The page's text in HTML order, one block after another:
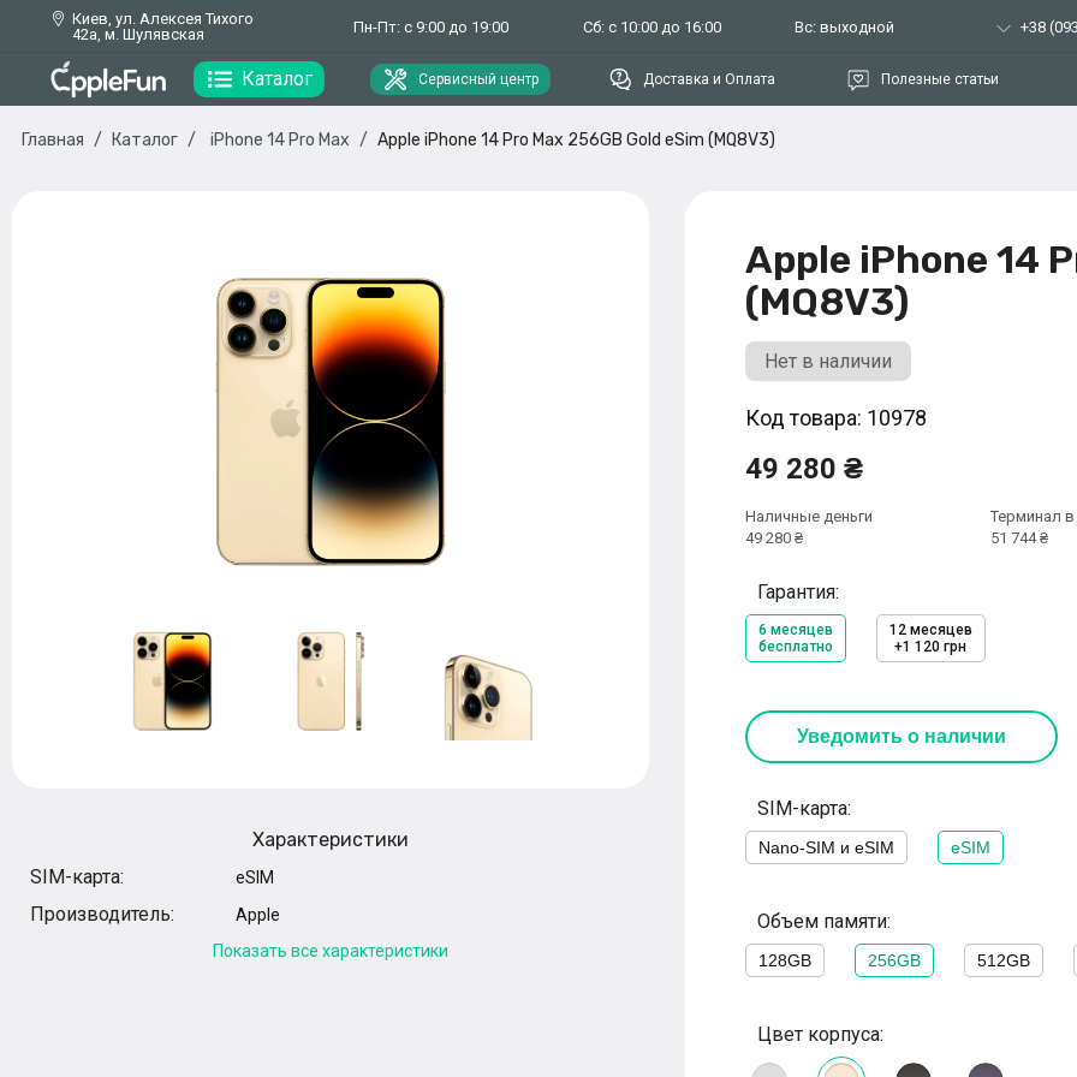
Киев, ул. Алексея Тихого
42а, м. Шулявская
Пн-Пт: с 9:00 до 19:00 Сб: с 10:00 до 16:00 Вс: выходной +38
Каталог Сервисный центр Доставка и Оплата Полезные статьи
Главная Каталог iPhone 14 Pro Max Apple iPhone 14 Pro Max 256GB Gold eSim (MQ8V3)
Apple iPhone 14
(MQ8V3)
Нет в наличии
Код товара: 10978
49 280 ₴
Наличные деньги
49 280 ₴
Терминал в
51 744 ₴
Гарантия:
6 месяцев
бесплатно
12 месяцев
+1 120 грн
Уведомить о наличии
SIM-карта:
Nano-SIM и eSIM eSIM
Объем памяти:
128GB 256GB 512GB
Цвет корпуса:
Характеристики
SIM-карта:
eSIM
Производитель:
Apple
Показать все характеристики